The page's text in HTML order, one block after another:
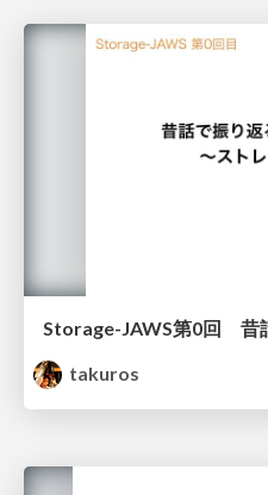
takuros